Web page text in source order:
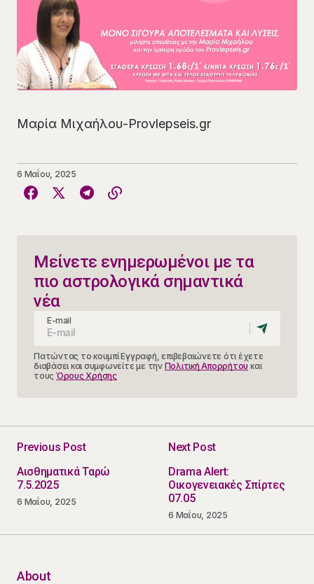
Μαρία Μιχαήλου-Provlepseis.gr
6 Μαΐου, 2025
Μείνετε ενημερωμένοι με τα
πιο αστρολογικά σημαντικά
νέα
E-mail
Πατώντας το κουμπί Εγγραφή, επιβεβαιώνετε ότι έχετε
διαβάσει και συμφωνείτε με την Πολιτική Απορρήτου και
τους Όρους Χρήσης
Previous Post
Αισθηματικά Ταρώ
7.5.2025
6 Μαΐου, 2025
Next Post
Drama Alert:
Οικογενειακές Σπίρτες
07.05
6 Μαΐου, 2025
About